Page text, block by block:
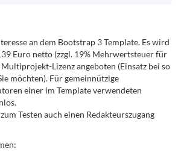
an dem Bootstrap 3 Template. Es wird
Euro netto (zzgl. 19% Mehrwertsteuer für
Lizenz angeboten (Einsatz bei so
möchten). Für gemeinnützige
einer im Template verwendeten
Testen auch einen Redakteurszugang